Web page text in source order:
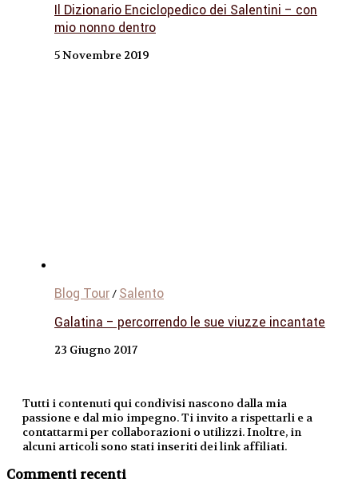
Il Dizionario Enciclopedico dei Salentini – con
mio nonno dentro
5 Novembre 2019
Blog Tour/ Salento
Galatina – percorrendo le sue viuzze incantate
23 Giugno 2017
Tutti i contenuti qui condivisi nascono dalla mia
passione e dal mio impegno. Ti invito a rispettarli e a
contattarmi per collaborazioni o utilizzi. Inoltre, in
alcuni articoli sono stati inseriti dei link affiliati.
Commenti recenti